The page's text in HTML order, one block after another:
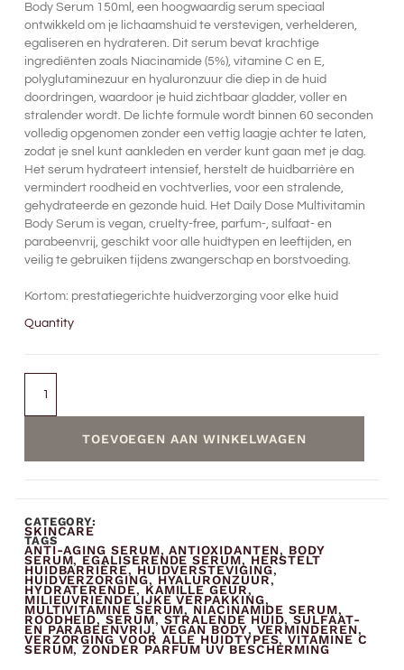
Body Serum 150ml, een hoogwaardig serum speciaal
ontwikkeld om je lichaamshuid te verstevigen, verhelderen,
egaliseren en hydrateren. Dit serum bevat krachtige
ingrediënten zoals Niacinamide (5%), vitamine C en E,
polyglutaminezuur en hyaluronzuur die diep in de huid
doordringen, waardoor je huid zichtbaar gladder, voller en
stralender wordt. De lichte formule wordt binnen 60 seconden
volledig opgenomen zonder een vettig laagje achter te laten,
zodat je snel kunt aankleden en verder kunt gaan met je dag.
Het serum hydrateert intensief, herstelt de huidbarrière en
vermindert roodheid en vochtverlies, voor een stralende,
gehydrateerde en gezonde huid. Het Daily Dose Multivitamin
Body Serum is vegan, cruelty-free, parfum-, sulfaat- en
parabeenvrij, geschikt voor alle huidtypen en leeftijden, en
veilig te gebruiken tijdens zwangerschap en borstvoeding.
Kortom: prestatiegerichte huidverzorging voor elke huid
Quantity
TOEVOEGEN AAN WINKELWAGEN
CATEGORY:
SKINCARE
TAGS
ANTI-AGING SERUM,ANTIOXIDANTEN, BODY
SERUM, EGALISERENDE SERUM, HERSTELT
HUIDBARRIÈRE, HUIDVERSTEVIGING,
HUIDVERZORGING, HYALURONZUUR,
HYDRATERENDE, KAMILLE GEUR,
MILIEUVRIENDELIJKE VERPAKKING,
MULTIVITAMINE SERUM, NIACINAMIDE SERUM,
ROODHEID,SERUM, STRALENDE HUID,SULFAAT-
EN PARABEENVRIJ, VEGAN BODY, VERMINDEREN,
VERZORGING VOOR ALLE HUIDTYPES,VITAMINE C
SERUM,ZONDER PARFUM UV BESCHERMING